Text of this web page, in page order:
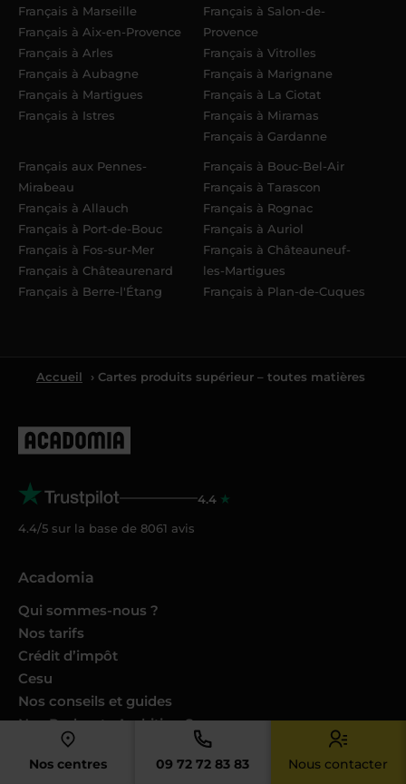
Nos centres 09 72 72 83 83 Nous contacter
Français à Marseille
Français à Aix-en-Provence
Français à Arles
Français à Aubagne
Français à Martigues
Français à Istres
Français à Salon-de-
Provence
Français à Vitrolles
Français à Marignane
Français à La Ciotat
Français à Miramas
Français à Gardanne
Français aux Pennes-
Mirabeau
Français à Allauch
Français à Port-de-Bouc
Français à Fos-sur-Mer
Français à Châteaurenard
Français à Berre-l'Étang
Français à Bouc-Bel-Air
Français à Tarascon
Français à Rognac
Français à Auriol
Français à Châteauneuf-
les-Martigues
Français à Plan-de-Cuques
Accueil › Cartes produits supérieur – toutes matières
4.4
4.4/5 sur la base de 8061 avis
Acadomia
Qui sommes-nous ?
Nos tarifs
Crédit d’impôt
Cesu
Nos conseils et guides
Nos Podcasts Ambition Sup
Avis des familles
Avis des enseignants